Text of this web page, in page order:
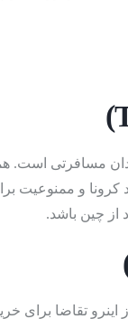
)
مسافرتی
کرونا و
از چین باشد.
اینرو تقاضا